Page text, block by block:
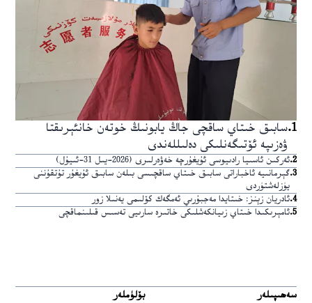
1
.سابىق خىتاي ساقچى جاڭ يابونىڭ خوتەن خانئېرىقتا
ۋەزىپە ئۆتىگەنلىكى دەلىللەندى
2
.ئەركىن ئاسىيا رادىيوسى ئۇيغۇرچە خەۋەرلىرى (2026-يىل 31-ئىيۇل)
3
.گېرمانىيە ئاخباراتى سابىق خىتاي ساقچىسى بىلەن سابىق ئۇيغۇر تۇتقۇننى
يۈزلەشتۈردى
4
.ئادريان زېنز: خىتايدا مەجبۇرىي ئەمگەك كۆلىمى يەنىلا زور
5
.ئامېرىكىدا خىتاي زىيانكەشلىكى خاتىرە سارىيى تەسىس قىلىنماقچى
سەھىپىلەر
بۆلۈملەر